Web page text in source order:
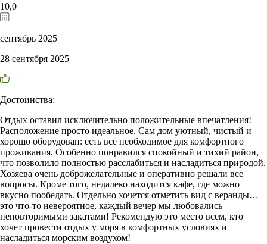
10,0
сентябрь 2025
28 сентября 2025
Достоинства:
Отдых оставил исключительно положительные впечатления!
Расположение просто идеальное. Сам дом уютный, чистый и
хорошо оборудован: есть всё необходимое для комфортного
проживания. Особенно понравился спокойный и тихий район,
что позволило полностью расслабиться и насладиться природой.
Хозяева очень доброжелательные и оперативно решали все
вопросы. Кроме того, недалеко находится кафе, где можно
вкусно пообедать. Отдельно хочется отметить вид с веранды…
это что-то невероятное, каждый вечер мы любовались
неповторимыми закатами! Рекомендую это место всем, кто
хочет провести отдых у моря в комфортных условиях и
насладиться морским воздухом!